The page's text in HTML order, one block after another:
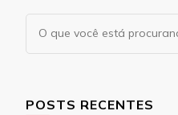
Procurando
algo?
POSTS RECENTES